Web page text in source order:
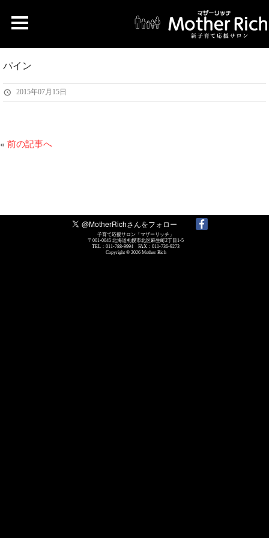
パイン
2015年07月15日
« 前の記事へ
子育て応援サロン「マザーリッチ」
〒001-0045 北海道札幌市北区麻生町2丁目1-5
TEL：011-788-9994 FAX：011-736-9273
Copyright © 2026 Mother Rich